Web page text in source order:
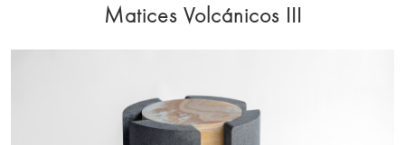
Matices Volcánicos III